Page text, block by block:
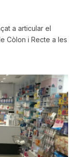
a articular el
Còlon i Recte a les